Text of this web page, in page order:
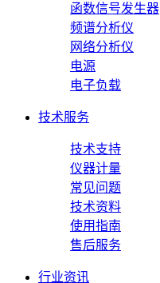
函数信号发生器
频谱分析仪
网络分析仪
电源
电子负载
技术服务
技术支持
仪器计量
常见问题
技术资料
使用指南
售后服务
行业资讯